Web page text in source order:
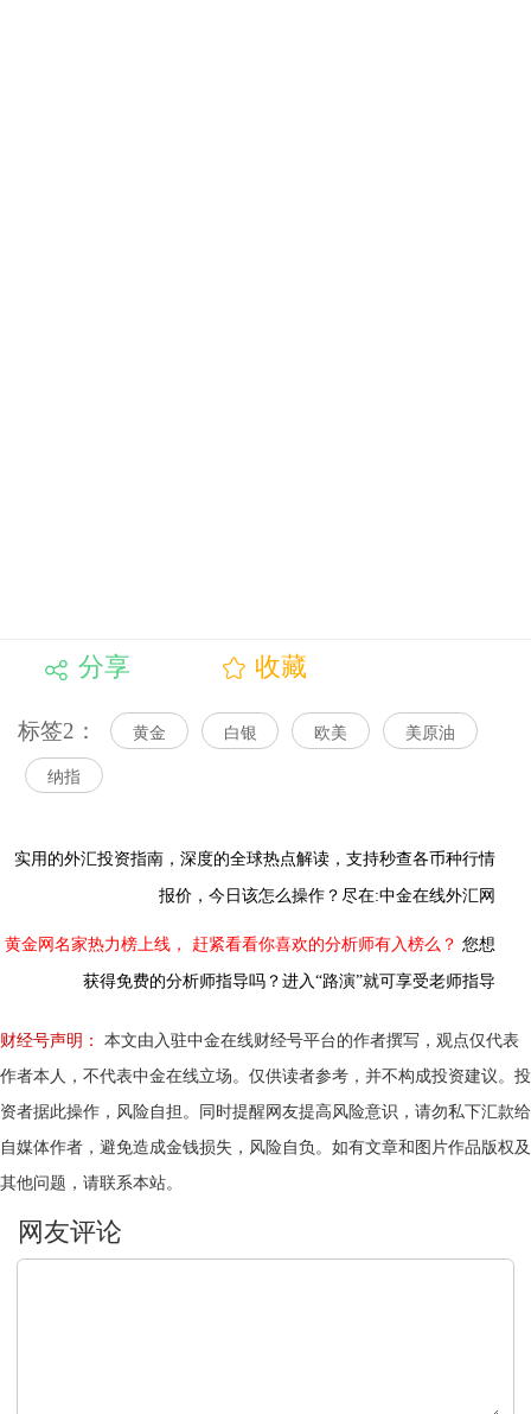
分享 收藏
标签2： 黄金 白银 欧美 美原油
纳指
实用的外汇投资指南， 深度的全球热点解读， 支持秒查各币种行情
报价，今日该怎么操作？尽在:中金在线外汇网
黄金网名家热力榜上线， 赶紧看看你喜欢的分析师有入榜么？ 您想
获得免费的分析师指导吗？进入“路演”就可享受老师指导
财经号声明：
本文由入驻中金在线财经号平台的作者撰写，观点仅代表
作者本人，不代表中金在线立场。仅供读者参考，并不构成投资建议。投
资者据此操作，风险自担。同时提醒网友提高风险意识，请勿私下汇款给
自媒体作者，避免造成金钱损失，风险自负。如有文章和图片作品版权及
其他问题，请联系本站。